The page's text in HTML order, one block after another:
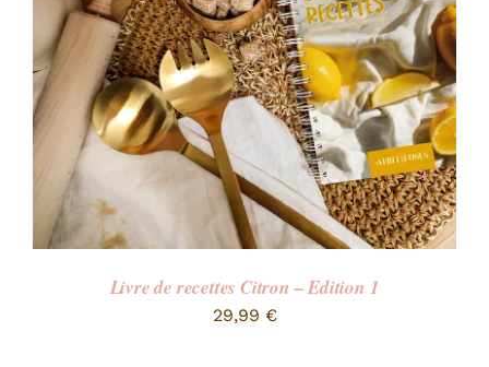
Livre de recettes Citron – Edition 1
29,99 €